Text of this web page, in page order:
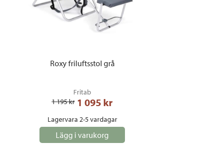
Roxy friluftsstol grå
Fritab
1 195 kr 1 095 kr
Lagervara 2-5 vardagar
Lägg i varukorg